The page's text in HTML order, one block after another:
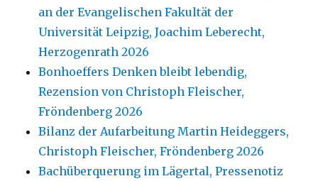
an der Evangelischen Fakultät der
Universität Leipzig, Joachim Leberecht,
Herzogenrath 2026
Bonhoeffers Denken bleibt lebendig,
Rezension von Christoph Fleischer,
Fröndenberg 2026
Bilanz der Aufarbeitung Martin Heideggers,
Christoph Fleischer, Fröndenberg 2026
Bachüberquerung im Lägertal, Pressenotiz